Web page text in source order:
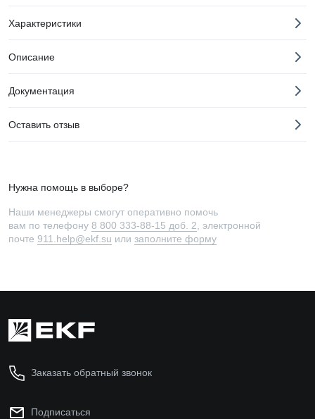
Характеристики
Описание
Документация
Оставить отзыв
Нужна помощь в выборе?
Наши менеджеры смогут оперативно помочь
вам по телефону 8 800 333-88-15 доб. 2 , электронной
почте 911.help@ekf.su или заполните форму
Заказать обратный звонок
Подписаться